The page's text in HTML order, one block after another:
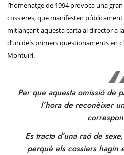
l’homenatge de 1994 provoca una
cossieres, que manifesten
mitjançant aquesta carta al director a
d’un dels primers qüestionaments en
Montuïri.
Per que aquesta omissió de
l’hora de reconèixer
Es tracta d’una raó de
perquè els cossiers hagin